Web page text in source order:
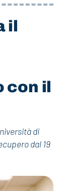
il
con il
di
dal 19